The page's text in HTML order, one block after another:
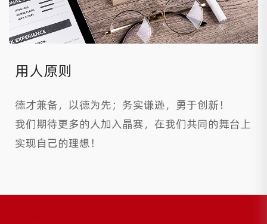
用人原则
德才兼备，以德为先；务实谦逊，勇于创新！
我们期待更多的人加入晶赛，在我们共同的舞台上
实现自己的理想！